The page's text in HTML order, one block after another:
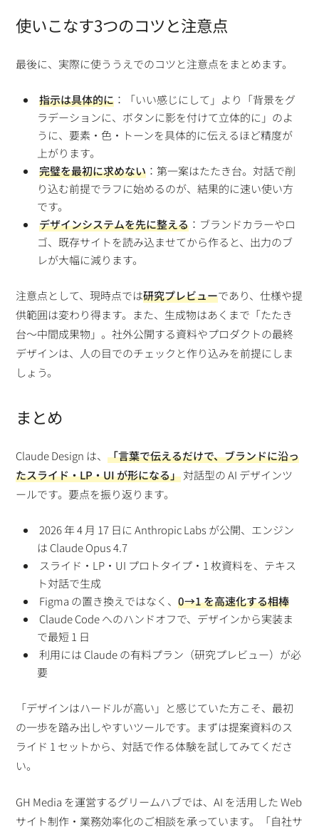
使いこなす3つのコツと注意点
最後に、実際に使ううえでのコツと注意点をまとめます。
指示は具体的に：「いい感じにして」より「背景をグ
ラデーションに、ボタンに影を付けて立体的に」のよ
うに、要素・色・トーンを具体的に伝えるほど精度が
上がります。
完璧を最初に求めない：第一案はたたき台。対話で削
り込む前提でラフに始めるのが、結果的に速い使い方
です。
デザインシステムを先に整える：ブランドカラーやロ
ゴ、既存サイトを読み込ませてから作ると、出力のブ
レが大幅に減ります。
注意点として、現時点では研究プレビューであり、仕様や提
供範囲は変わり得ます。また、生成物はあくまで「たたき
台〜中間成果物」。社外公開する資料やプロダクトの最終
デザインは、人の目でのチェックと作り込みを前提にしま
しょう。
まとめ
Claude Design は、「言葉で伝えるだけで、ブランドに沿っ
たスライド・LP・UI が形になる」対話型の AI デザインツ
ールです。要点を振り返ります。
2026 年 4 月 17 日に Anthropic Labs が公開、エンジン
は Claude Opus 4.7
スライド・LP・UI プロトタイプ・1 枚資料を、テキス
ト対話で生成
Figma の置き換えではなく、 0→1 を高速化する相棒
Claude Code へのハンドオフで、デザインから実装ま
で最短 1 日
利用には Claude の有料プラン（研究プレビュー）が必
要
「デザインはハードルが高い」と感じていた方こそ、最初
の一歩を踏み出しやすいツールです。まずは提案資料のス
ライド 1 セットから、対話で作る体験を試してみてくださ
い。
GH Media を運営するグリームハブでは、AI を活用した Web
サイト制作・業務効率化のご相談を承っています。「自社サ